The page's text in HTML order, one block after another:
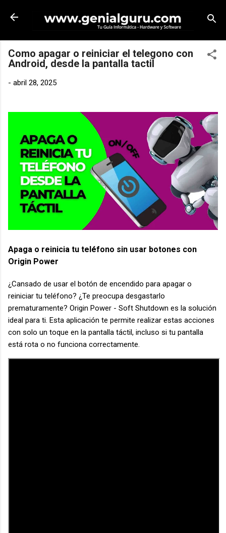
Ir al contenido principal
Como apagar o reiniciar el telegono con
Android, desde la pantalla tactil
- abril 28, 2025
Apaga o reinicia tu teléfono sin usar botones con
Origin Power
¿Cansado de usar el botón de encendido para apagar o
reiniciar tu teléfono? ¿Te preocupa desgastarlo
prematuramente? Origin Power - Soft Shutdown es la solución
ideal para ti. Esta aplicación te permite realizar estas acciones
con solo un toque en la pantalla táctil, incluso si tu pantalla
está rota o no funciona correctamente.